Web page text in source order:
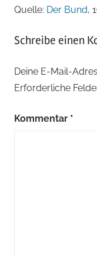
Quelle: Der Bund,
Schreibe einen
Deine E-Mail-
Erforderliche
Kommentar *